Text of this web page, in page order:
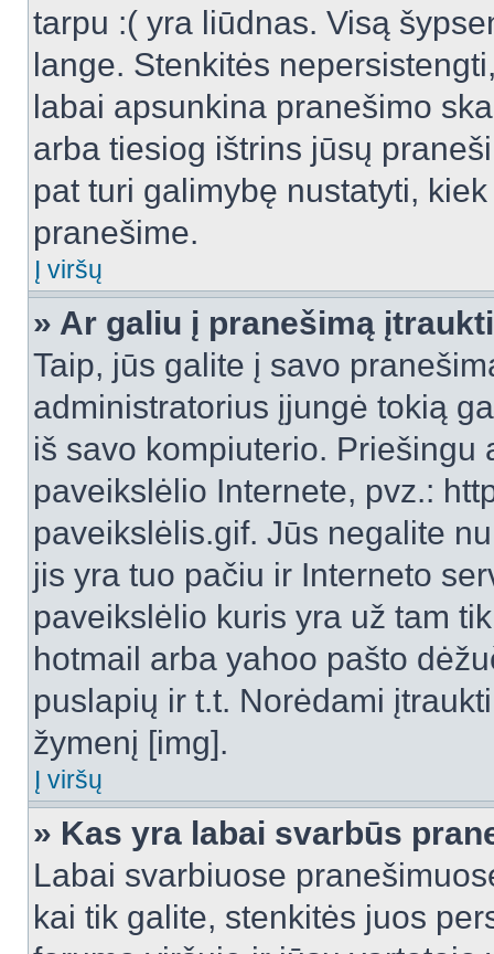
tarpu :( yra liūdnas. Visą
lange. Stenkitės
labai apsunkina pranešimo
arba tiesiog ištrins jūsų
pat turi galimybę nustatyti,
pranešime.
Į viršų
» Ar galiu į pranešimą
Taip, jūs galite į savo
administratorius įjungė tokią
iš savo kompiuterio.
paveikslėlio Internete, pvz.:
paveikslėlis.gif. Jūs negalite
jis yra tuo pačiu ir Interneto
paveikslėlio kuris yra už tam
hotmail arba yahoo pašto
puslapių ir t.t. Norėdami
žymenį [img].
Į viršų
» Kas yra labai svarbūs
Labai svarbiuose
kai tik galite, stenkitės juos